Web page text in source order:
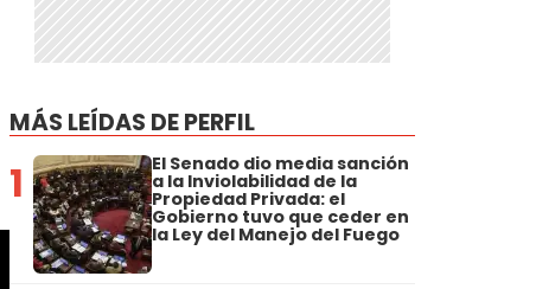
MÁS LEÍDAS DE PERFIL
1 El Senado dio media sanción
a la Inviolabilidad de la
Propiedad Privada: el
Gobierno tuvo que ceder en
la Ley del Manejo del Fuego